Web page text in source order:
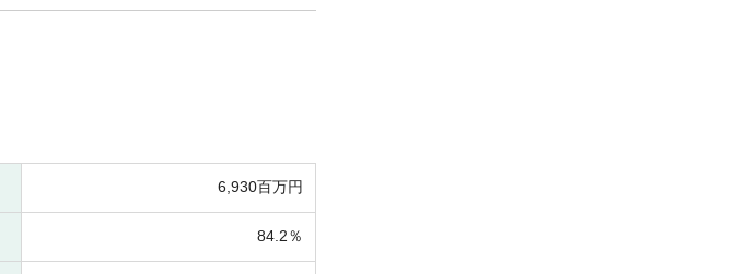
6,930百万円
84.2％